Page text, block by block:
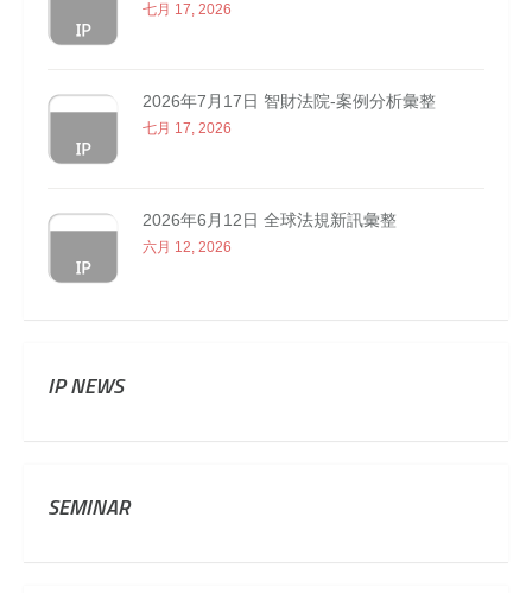
七月 17, 2026
2026年7月17日 智財法院-案例分析彙整
七月 17, 2026
2026年6月12日 全球法規新訊彙整
六月 12, 2026
IP NEWS
SEMINAR